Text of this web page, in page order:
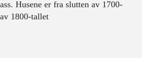
Husene er fra slutten av 1700-
1800-tallet